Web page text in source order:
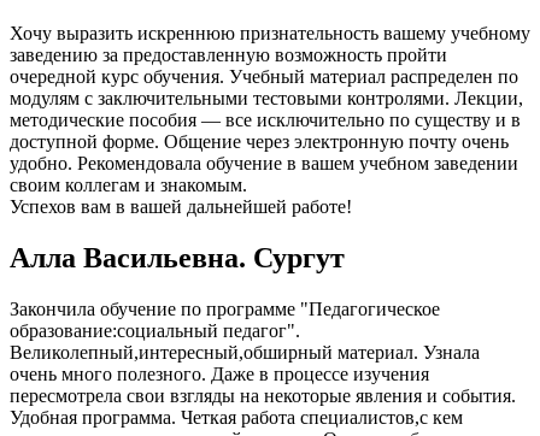
Хочу выразить искреннюю признательность вашему учебному
заведению за предоставленную возможность пройти
очередной курс обучения. Учебный материал распределен по
модулям с заключительными тестовыми контролями. Лекции,
методические пособия — все исключительно по существу и в
доступной форме. Общение через электронную почту очень
удобно. Рекомендовала обучение в вашем учебном заведении
своим коллегам и знакомым.
Успехов вам в вашей дальнейшей работе!
Алла Васильевна. Сургут
Закончила обучение по программе "Педагогическое
образование:социальный педагог".
Великолепный,интересный,обширный материал. Узнала
очень много полезного. Даже в процессе изучения
пересмотрела свои взгляды на некоторые явления и события.
Удобная программа. Четкая работа специалистов,с кем